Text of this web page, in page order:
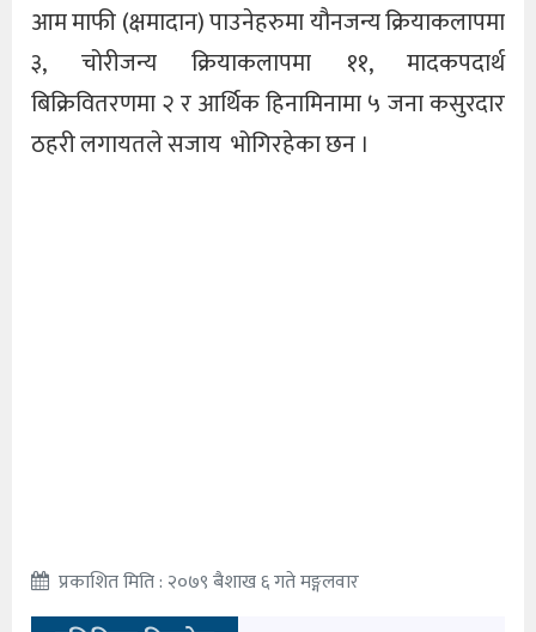
आम माफी (क्षमादान) पाउनेहरुमा यौनजन्य क्रियाकलापमा
३, चोरीजन्य क्रियाकलापमा ११, मादकपदार्थ
बिक्रिवितरणमा २ र आर्थिक हिनामिनामा ५ जना कसुरदार
ठहरी लगायतले सजाय भोगिरहेका छन ।
प्रकाशित मिति : २०७९ बैशाख ६ गते मङ्गलवार